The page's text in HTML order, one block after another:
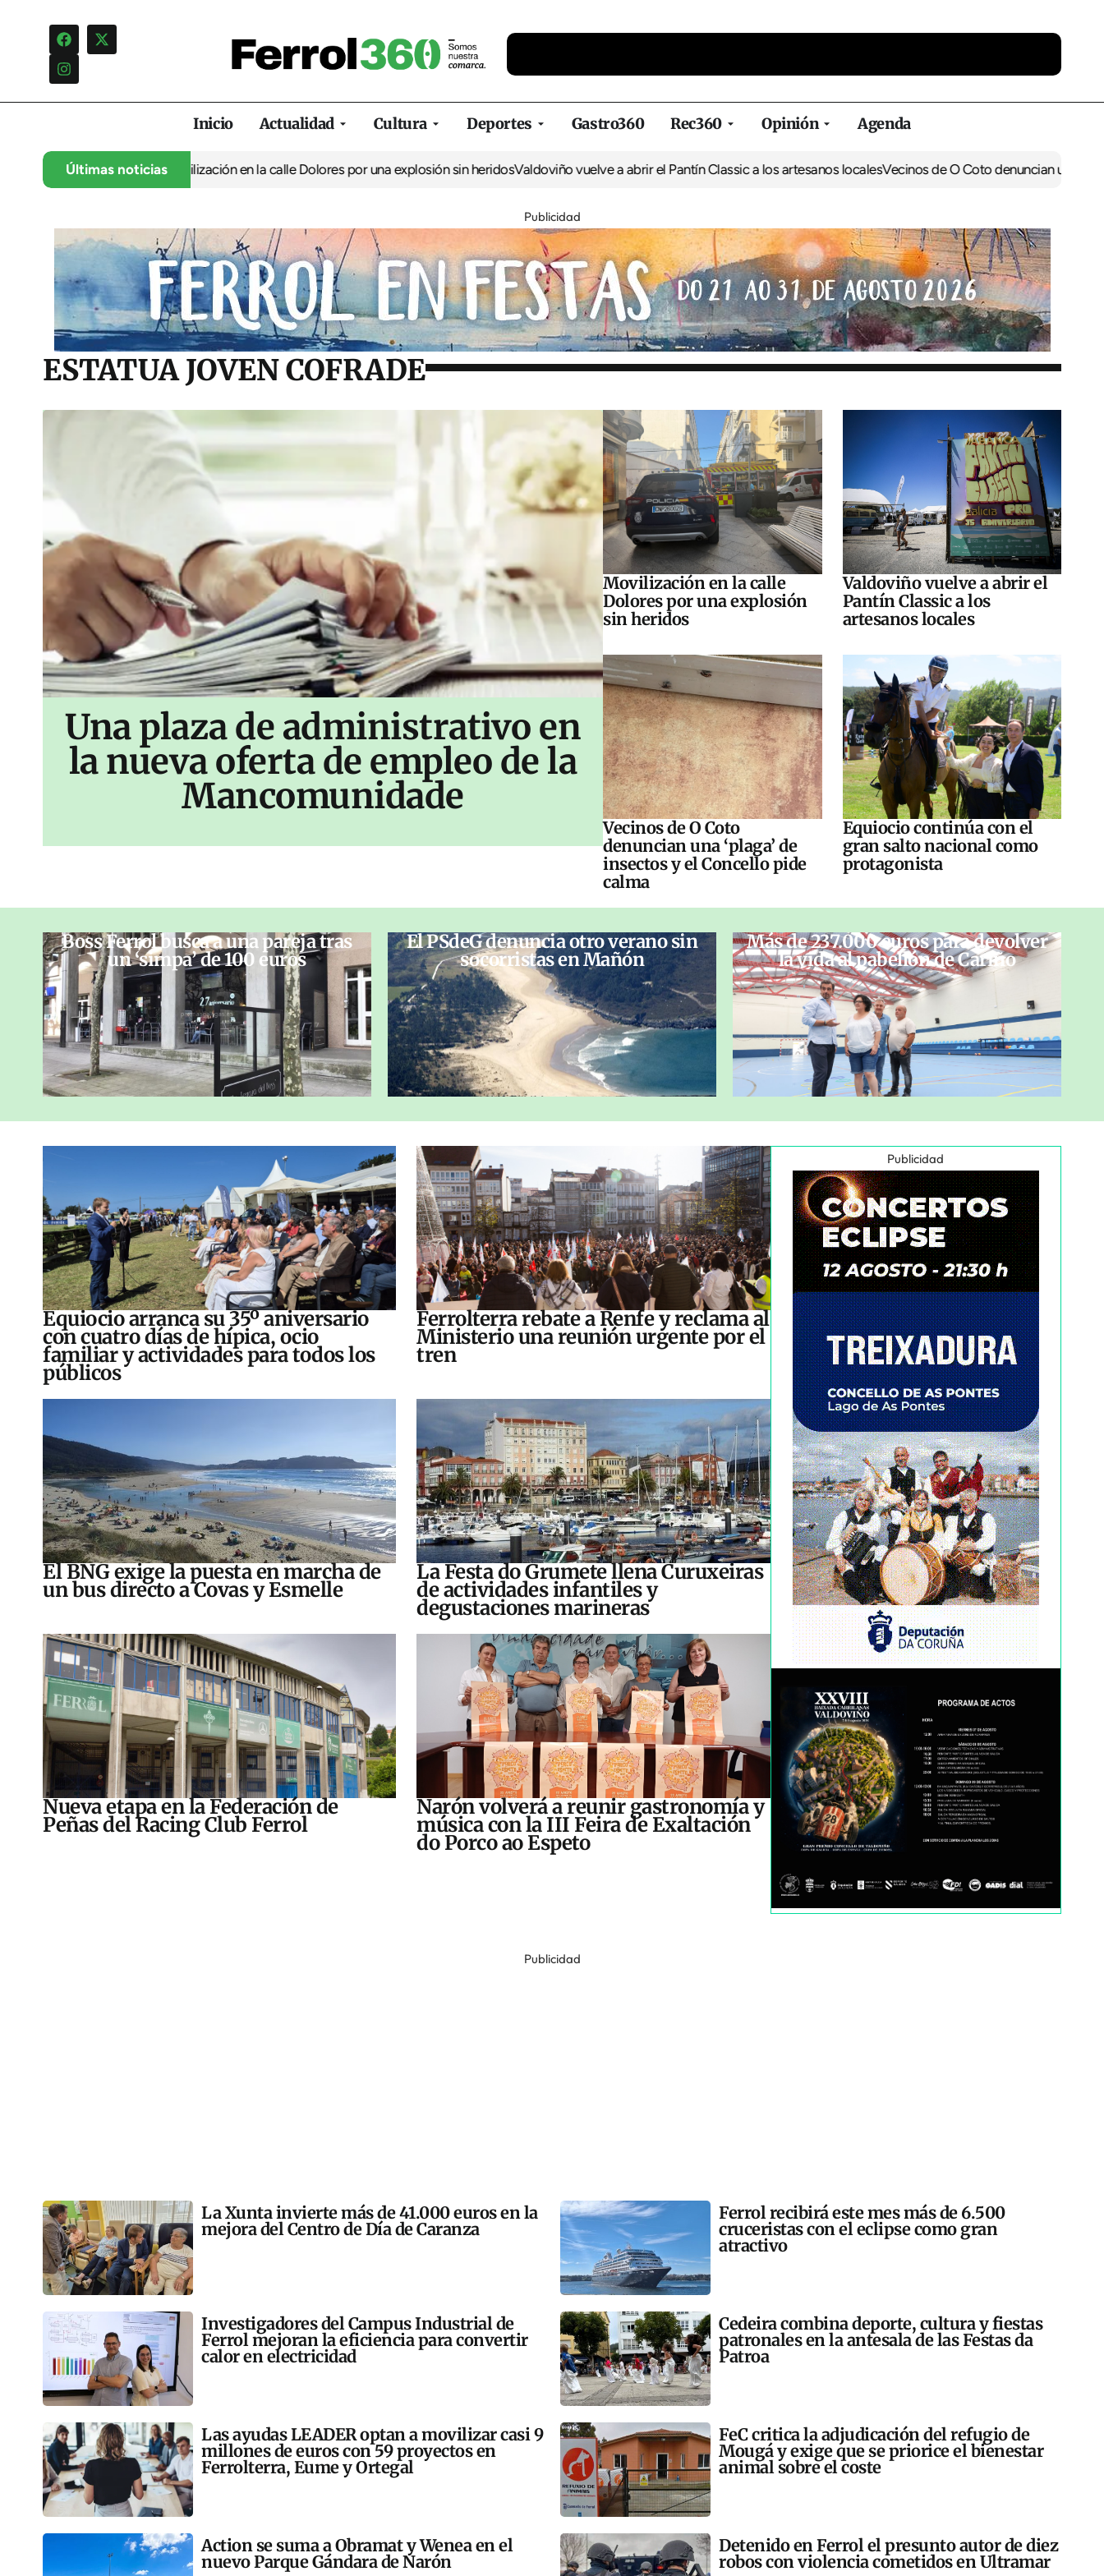
Inicio Actualidad Cultura Deportes Gastro360 Rec360 Opinión Agenda
Últimas noticias
MancomunidadeMovilización en la calle Dolores por una explosión sin heridosValdoviño vuelve a abrir el Pantín Classic a los artesanos localesVecinos de O Coto denuncian una ‘plaga’ de
Publicidad
ESTATUA JOVEN COFRADE
Una plaza de administrativo en
la nueva oferta de empleo de la
Mancomunidade
Movilización en la calle
Dolores por una explosión
sin heridos
Valdoviño vuelve a abrir el
Pantín Classic a los
artesanos locales
Vecinos de O Coto
denuncian una ‘plaga’ de
insectos y el Concello pide
calma
Equiocio continúa con el
gran salto nacional como
protagonista
Boss Ferrol busca a una pareja tras
un ‘simpa’ de 100 euros
El PSdeG denuncia otro verano sin
socorristas en Mañón
Más de 237.000 euros para devolver
la vida al pabellón de Cariño
Equiocio arranca su 35º aniversario
con cuatro días de hípica, ocio
familiar y actividades para todos los
públicos
Ferrolterra rebate a Renfe y reclama al
Ministerio una reunión urgente por el
tren
El BNG exige la puesta en marcha de
un bus directo a Covas y Esmelle
La Festa do Grumete llena Curuxeiras
de actividades infantiles y
degustaciones marineras
Nueva etapa en la Federación de
Peñas del Racing Club Ferrol
Narón volverá a reunir gastronomía y
música con la III Feira de Exaltación
do Porco ao Espeto
Publicidad
Publicidad
La Xunta invierte más de 41.000 euros en la
mejora del Centro de Día de Caranza
Ferrol recibirá este mes más de 6.500
cruceristas con el eclipse como gran
atractivo
Investigadores del Campus Industrial de
Ferrol mejoran la eficiencia para convertir
calor en electricidad
Cedeira combina deporte, cultura y fiestas
patronales en la antesala de las Festas da
Patroa
Las ayudas LEADER optan a movilizar casi 9
millones de euros con 59 proyectos en
Ferrolterra, Eume y Ortegal
FeC critica la adjudicación del refugio de
Mougá y exige que se priorice el bienestar
animal sobre el coste
Action se suma a Obramat y Wenea en el
nuevo Parque Gándara de Narón
Detenido en Ferrol el presunto autor de diez
robos con violencia cometidos en Ultramar